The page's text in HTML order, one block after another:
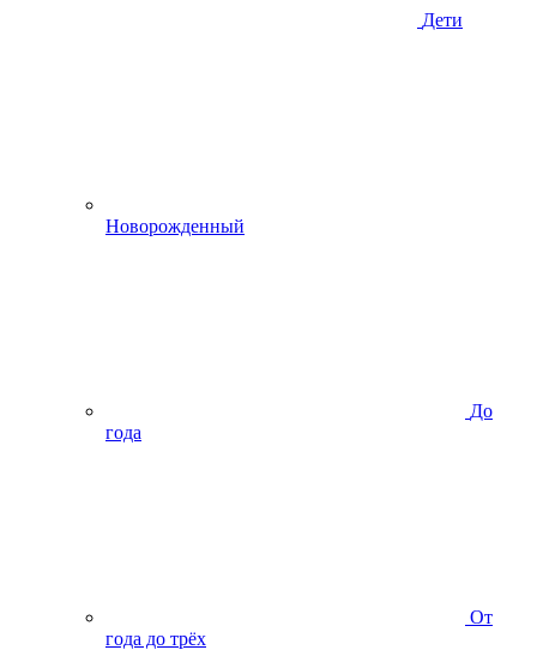
Дети
Новорожденный
До
года
От
года до трёх